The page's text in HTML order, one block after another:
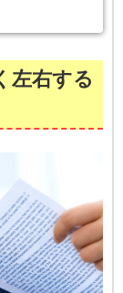
左右する